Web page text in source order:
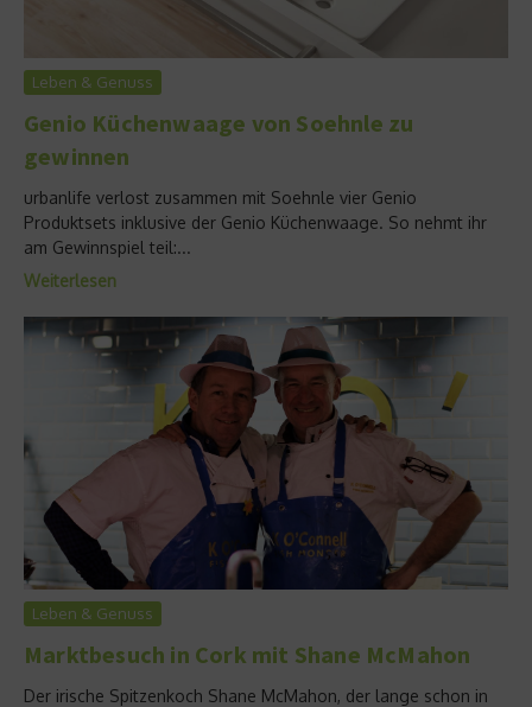
Leben & Genuss
Genio Küchenwaage von Soehnle zu
gewinnen
urbanlife verlost zusammen mit Soehnle vier Genio
Produktsets inklusive der Genio Küchenwaage. So nehmt ihr
am Gewinnspiel teil:...
Weiterlesen
Leben & Genuss
Marktbesuch in Cork mit Shane McMahon
Der irische Spitzenkoch Shane McMahon, der lange schon in